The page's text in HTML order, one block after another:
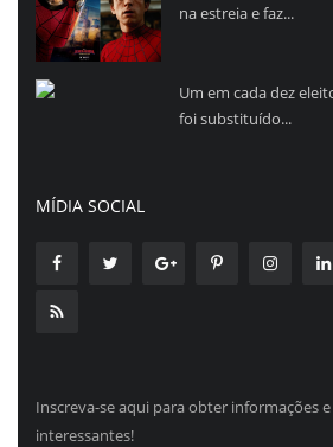
na estreia e faz...
Um em cada dez
foi substituído...
MÍDIA SOCIAL
Inscreva-se aqui para obter informações
interessantes!